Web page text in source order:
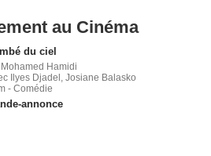
au Cinéma
du ciel
Hamidi
Ilyes Djadel, Josiane Balasko
- Comédie
annonce